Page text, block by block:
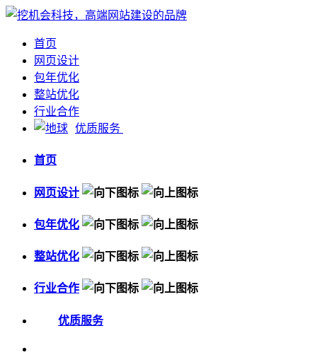
首页
网页设计
包年优化
整站优化
行业合作
优质服务
首页
网页设计
包年优化
整站优化
行业合作
优质服务